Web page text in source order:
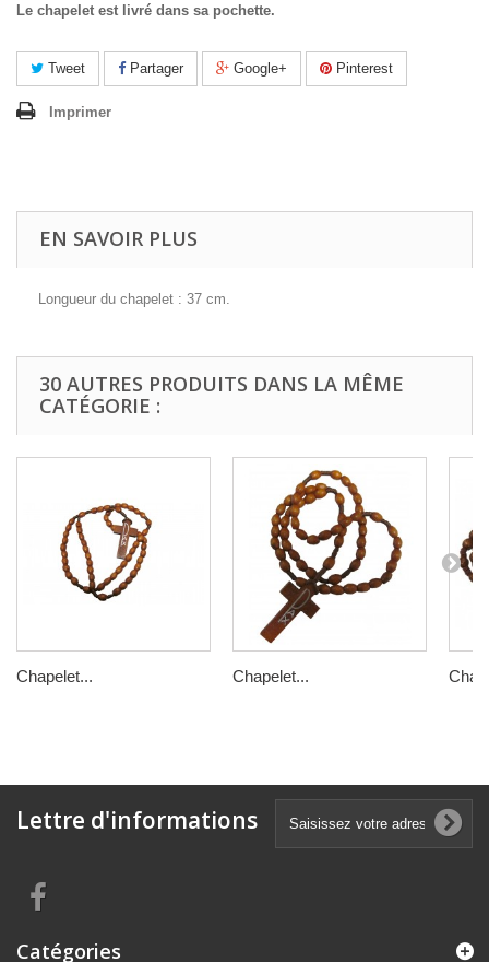
Le chapelet est livré dans sa pochette.
Tweet Partager Google+ Pinterest
Imprimer
EN SAVOIR PLUS
Longueur du chapelet : 37 cm.
30 AUTRES PRODUITS DANS LA MÊME
CATÉGORIE :
Chapelet... Chapelet...
Lettre d'informations
Catégories